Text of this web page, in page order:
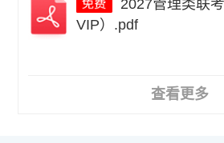
VIP）.pdf
查看更多